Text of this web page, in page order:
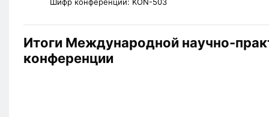
Итоги Международной научно-
конференции